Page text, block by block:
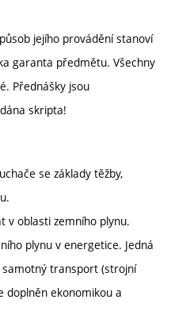
jejího provádění stanoví
garanta předmětu. Všechny
Přednášky jsou
skripta!
se základy těžby,
v oblasti zemního plynu.
plynu v energetice. Jedná
samotný transport (strojní
doplněn ekonomikou a